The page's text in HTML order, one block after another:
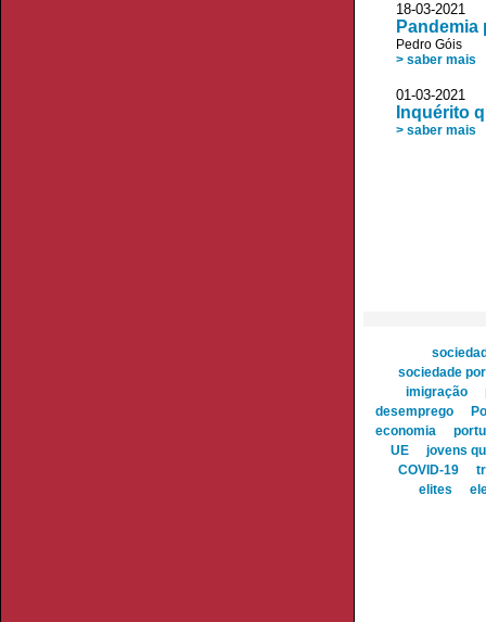
18-03-2021
Pedro Góis
> saber mais
01-03-2021
Inquérito
> saber mais
sociedade
imigração
desemprego
economia
UE
jovens
COVID-19
elites